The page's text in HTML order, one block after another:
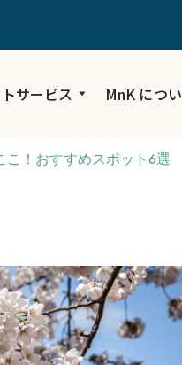
サービス MnK につ
！おすすめスポット6選